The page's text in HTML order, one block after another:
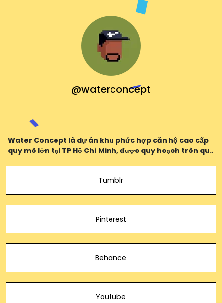
@waterconcept
Water Concept là dự án khu phức hợp căn hộ cao cấp
quy mô lớn tại TP Hồ Chí Minh, được quy hoạch trên quỹ
Tumblr
Pinterest
Behance
Youtube